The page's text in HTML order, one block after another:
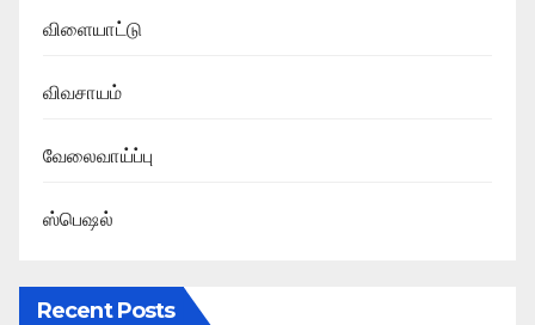
விளையாட்டு
விவசாயம்
வேலைவாய்ப்பு
ஸ்பெஷல்
Recent Posts